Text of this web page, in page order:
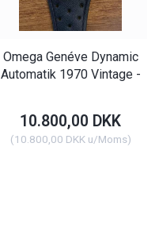
Omega Genéve Dynamic
Automatik 1970 Vintage -
10.800,00 DKK
(10.800,00 DKKu/Moms)